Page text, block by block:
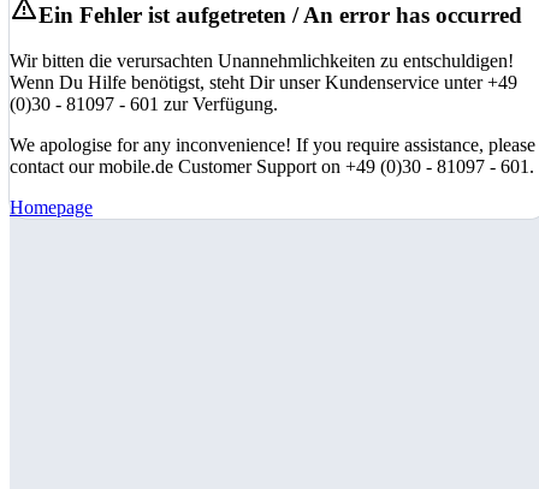
Ein Fehler ist aufgetreten / An error has occurred
Wir bitten die verursachten Unannehmlichkeiten zu entschuldigen!
Wenn Du Hilfe benötigst, steht Dir unser Kundenservice unter +49
(0)30 - 81097 - 601 zur Verfügung.
We apologise for any inconvenience! If you require assistance, please
contact our mobile.de Customer Support on +49 (0)30 - 81097 - 601.
Homepage